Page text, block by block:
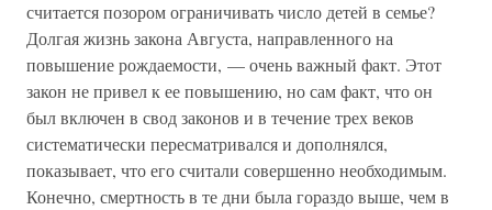
считается позором ограничивать число детей в семье?
Долгая жизнь закона Августа, направленного на
повышение рождаемости, — очень важный факт. Этот
закон не привел к ее повышению, но сам факт, что он
был включен в свод законов и в течение трех веков
систематически пересматривался и дополнялся,
показывает, что его считали совершенно необходимым.
Конечно, смертность в те дни была гораздо выше, чем в